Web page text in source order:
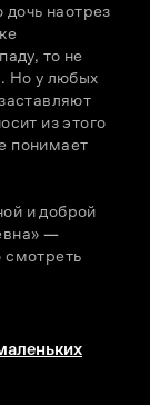
наотрез
то не
Но у любых
из этого
понимает
и доброй
—
смотреть